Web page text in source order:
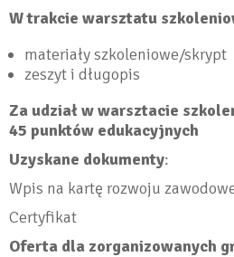
W trakcie warsztatu
materiały szkoleniowe/skrypt
zeszyt i długopis
Za udział w warsztacie
45 punktów edukacyjnych
Uzyskane dokumenty:
Wpis na kartę rozwoju
Certyfikat
Oferta dla zorganizowanych